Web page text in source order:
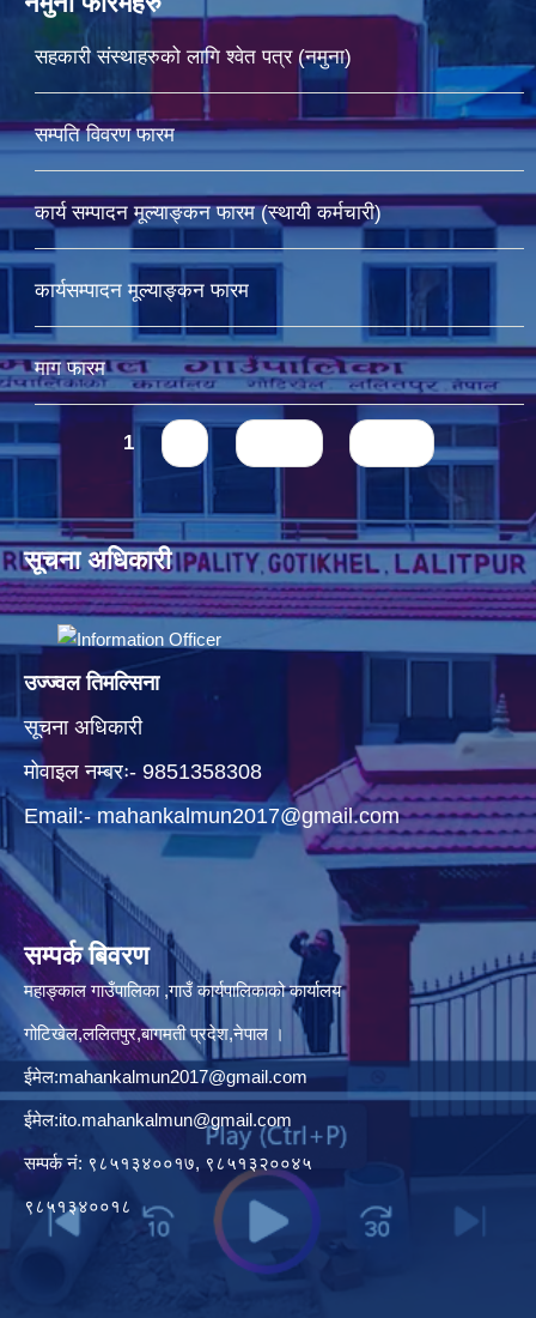
सहकारी संस्थाहरुको लागि श्वेत पत्र (नमुना)
सम्पति विवरण फारम
कार्य सम्पादन मूल्याङ्कन फारम (स्थायी कर्मचारी)
कार्यसम्पादन मूल्याङ्कन फारम
माग फारम
Pages1
सूचना अधिकारी
उज्ज्वल तिमल्सिना
सूचना अधिकारी
मोवाइल नम्बरः- 9851358308
Email:- mahankalmun2017@gmail.com
सम्पर्क बिवरण
महाङ्काल गाउँपालिका ,गाउँ कार्यपालिकाको कार्यालय
गोटिखेल,ललितपुर,बागमती प्रदेश,नेपाल ।
ईमेल:mahankalmun2017@gmail.com
ईमेल:ito.mahankalmun@gmail.com
सम्पर्क नं: ९८५१३४००१७, ९८५१३२००४५
९८५१३४००१८